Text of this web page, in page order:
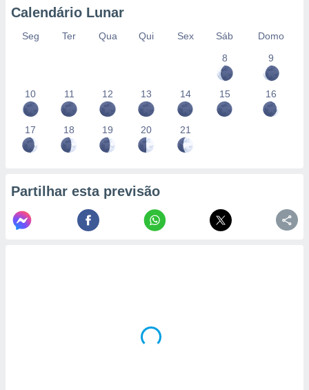
Calendário Lunar
Seg Ter Qua Qui Sex Sáb
Domo
8
9
10 11 12 13 14 15 16
17 18 19 20 21
Partilhar esta previsão